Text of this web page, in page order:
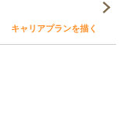
キャリアプランを描く